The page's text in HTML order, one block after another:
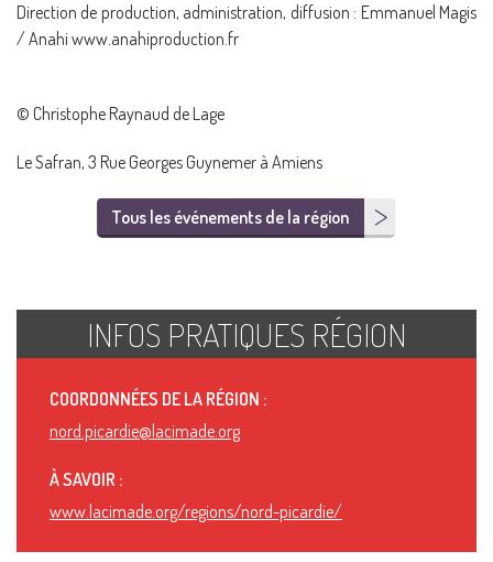
Direction de production, administration, diffusion : Emmanuel Magis
/ Anahi www.anahiproduction.fr
© Christophe Raynaud de Lage
Le Safran, 3 Rue Georges Guynemer à Amiens
Tous les événements de la région
INFOS PRATIQUES RÉGION
COORDONNÉES DE LA RÉGION :
nord.picardie@lacimade.org
À SAVOIR :
www.lacimade.org/regions/nord-picardie/